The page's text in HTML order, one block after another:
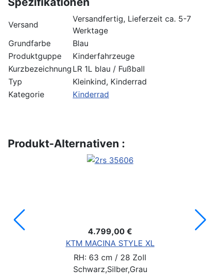
Versand
Versandfertig, Lieferzeit ca. 5-7
Werktage
Grundfarbe
Blau
Produktguppe
Kinderfahrzeuge
Kurzbezeichnung LR 1L blau / Fußball
Typ
Kleinkind, Kinderrad
Kategorie
Kinderrad
Produkt-Alternativen :
4.799,00 €
KTM MACINA STYLE XL
RH: 63 cm / 28 Zoll
Schwarz,Silber,Grau